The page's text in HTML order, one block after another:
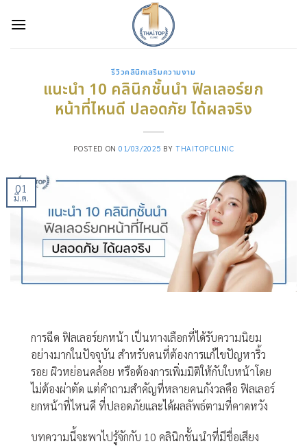
รีวิวคลินิกเสริมความงาม
แนะนำ 10 คลินิกชั้นนำ ฟิลเลอร์ยก
หน้าที่ไหนดี ปลอดภัย ได้ผลจริง
POSTED ON01/03/2025 BYTHAITOPCLINIC
01
มี.ค.
การฉีด ฟิลเลอร์ยกหน้า เป็นทางเลือกที่ได้รับความนิยม
อย่างมากในปัจจุบัน สำหรับคนที่ต้องการแก้ไขปัญหาริ้ว
รอย ผิวหย่อนคล้อย หรือต้องการเพิ่มมิติให้กับใบหน้าโดย
ไม่ต้องผ่าตัด แต่คำถามสำคัญที่หลายคนกังวลคือ ฟิลเลอร์
ยกหน้าที่ไหนดี ที่ปลอดภัยและได้ผลลัพธ์ตามที่คาดหวัง
บทความนี้จะพาไปรู้จักกับ 10 คลินิกชั้นนำที่มีชื่อเสียง